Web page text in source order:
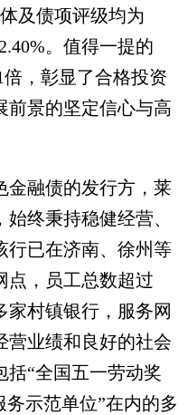
及债项评级均为
。值得一提的
，彰显了合格投资
前景的坚定信心与高
融债的发行方，莱
终秉持稳健经营、
行已在济南、徐州等
点，员工总数超过
家村镇银行，服务网
营业绩和良好的社会
括“全国五一劳动奖
示范单位”在内的多